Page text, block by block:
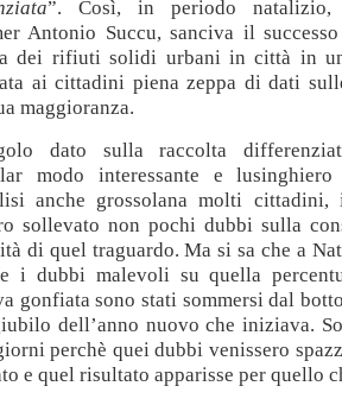
”. Così, in periodo
Antonio Succu, sanciva il
dei rifiuti solidi urbani in città in
ai cittadini piena zeppa di dati
maggioranza.
dato sulla raccolta
modo interessante e
anche grossolana molti
sollevato non pochi dubbi sulla
di quel traguardo. Ma si sa che a
i dubbi malevoli su quella
gonfiata sono stati sommersi dal
dell’anno nuovo che iniziava.
perchè quei dubbi venissero
e quel risultato apparisse per quello